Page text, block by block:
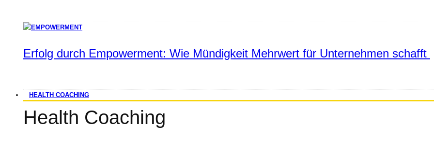
Erfolg durch Empowerment: Wie Mündigkeit Mehrwert für Unternehmen schafft
HEALTH COACHING
Health Coaching